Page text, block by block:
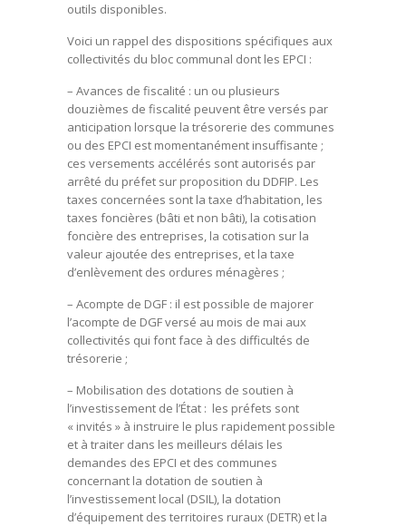
outils disponibles.
Voici un rappel des dispositions spécifiques aux
collectivités du bloc communal dont les EPCI :
– Avances de fiscalité : un ou plusieurs
douzièmes de fiscalité peuvent être versés par
anticipation lorsque la trésorerie des communes
ou des EPCI est momentanément insuffisante ;
ces versements accélérés sont autorisés par
arrêté du préfet sur proposition du DDFIP. Les
taxes concernées sont la taxe d’habitation, les
taxes foncières (bâti et non bâti), la cotisation
foncière des entreprises, la cotisation sur la
valeur ajoutée des entreprises, et la taxe
d’enlèvement des ordures ménagères ;
– Acompte de DGF : il est possible de majorer
l’acompte de DGF versé au mois de mai aux
collectivités qui font face à des difficultés de
trésorerie ;
– Mobilisation des dotations de soutien à
l’investissement de l’État : les préfets sont
« invités » à instruire le plus rapidement possible
et à traiter dans les meilleurs délais les
demandes des EPCI et des communes
concernant la dotation de soutien à
l’investissement local (DSIL), la dotation
d’équipement des territoires ruraux (DETR) et la